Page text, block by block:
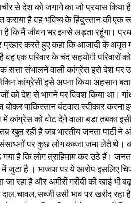
से देश को जगाने का जो प्रयास
है वह भविष्य के हिंदुस्तान की एक
है कि मैं जीवन भर इनसे लड़ता रहूंगा।
पर प्रहार करते हुए कहा कि आजादी
एक परिवार के चंद सहयोगी
संभालने वाली कांग्रेस इसे देश पर
इसे अपना किया अहसान
को देश से भागने पर विवश किया
पाकिस्तान बंटवारा स्वीकार
कांग्रेस को वोट देने वाला बड़ा तबका
खुल रही है जब भारतीय जनता पार्टी
पर कुछ लोग कब्जा जमा लेते
है कि लोग त्राहिमाम कर उठे हैं।
में जुटा है । भाजपा पर ये आरोप
रहा है और अमीरी गरीबी की खाई
उसी भाव पर खरीद